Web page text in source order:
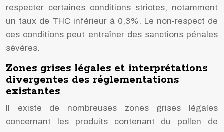
respecter certaines conditions strictes, notamment
un taux de THC inférieur à 0,3%. Le non-respect de
ces conditions peut entraîner des sanctions pénales
sévères.
Zones grises légales et interprétations
divergentes des réglementations
existantes
Il existe de nombreuses zones grises légales
concernant les produits contenant du pollen de